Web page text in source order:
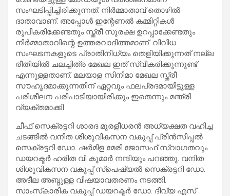
സംഘടിപ്പിച്ചിരിക്കുന്നത്. നിര്‍മ്മാതാവ് തൊഴില്‍
ദാതാവാണ്. അപ്പോള്‍ ഇന്റേണല്‍ കമ്മിറ്റികള്‍
രൂപീകരിക്കേണ്ടതും സ്ത്രീ സുരക്ഷ ഉറപ്പാക്കേണ്ടതും
നിര്‍മ്മാതാവിന്റെ ഉത്തരവാദിത്തമാണ്. വിവിധ
സംഘടനകളുടെ പ്രാതിനിധ്യം തെളിയിക്കുന്നത് നല്ല
രീതിയില്‍ ചലച്ചിത്ര മേഖല ഇത് സ്വീകരിക്കുന്നുണ്ട്
എന്നുള്ളതാണ്. മലയാള സിനിമാ മേഖല സ്ത്രീ
സൗഹൃദമാക്കുന്നതിന് ഏറ്റവും ഫലപ്രദമായിട്ടുള്ള
പരിശീലന പരിപാടിയായിരിക്കും ഇതെന്നും മന്ത്രി
വ്യക്തമാക്കി
ചീഫ് സെക്രട്ടറി ശാരദ മുരളീധരന്‍ അധ്യക്ഷത വഹിച്ച
ചടങ്ങില്‍ വനിത ശിശുവികസന വകുപ്പ് പ്രിന്‍സിപ്പല്‍
സെക്രട്ടറി ഡോ. ഷര്‍മിള മേരി ജോസഫ് സ്വാഗതവും
ഡയറക്ടര്‍ ഹരിത വി കുമാര്‍ നന്ദിയും പറഞ്ഞു. വനിത
ശിശുവികസന വകുപ്പ് സ്‌പെഷ്യല്‍ സെക്രട്ടറി ഡോ.
അദീല അബ്ദുള്ള വിഷയാവതരണം നടത്തി.
സാംസ്‌കാരിക വകുപ്പ് ഡയറക്ടര്‍ ഡോ. ദിവ്യ എസ്